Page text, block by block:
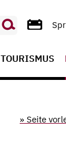
TOURISMUS
» Seite